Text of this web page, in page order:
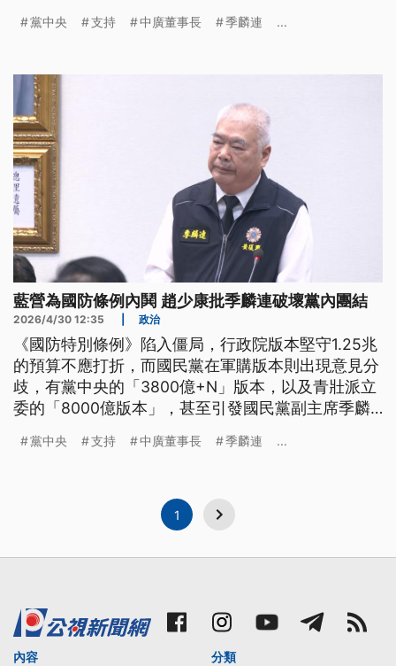
籍，但這番言論則引發部份藍營立委不滿，要求季麟
情誼不易被分化，外界不需要擴大解讀，並且強調國
民黨可充分討論軍購案，但是絕對不接受1.25兆天文
數字。
黨中央 支持 中廣董事長 季麟連 ...
藍營為國防條例內鬨 趙少康批季麟連破壞黨內團結
2026/4/30 12:35 政治
《國防特別條例》陷入僵局，行政院版本堅守1.25兆
的預算不應打折，而國民黨在軍購版本則出現意見分
歧，有黨中央的「3800億+N」版本，以及青壯派立
委的「8000億版本」，甚至引發國民黨副主席季麟
籍，但這番言論則引發部份藍營立委不滿，要求季麟
民黨可充分討論軍購案，但是絕對不接受1.25兆天文
黨中央 支持 中廣董事長 季麟連 ...
1
內容
分類